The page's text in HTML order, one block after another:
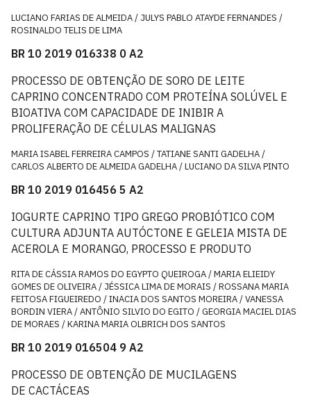
LUCIANO FARIAS DE ALMEIDA / JULYS PABLO ATAYDE FERNANDES /
ROSINALDO TELIS DE LIMA
BR 10 2019 016338 0 A2
PROCESSO DE OBTENÇÃO DE SORO DE LEITE
CAPRINO CONCENTRADO COM PROTEÍNA SOLÚVEL E
BIOATIVA COM CAPACIDADE DE INIBIR A
PROLIFERAÇÃO DE CÉLULAS MALIGNAS
MARIA ISABEL FERREIRA CAMPOS / TATIANE SANTI GADELHA /
CARLOS ALBERTO DE ALMEIDA GADELHA / LUCIANO DA SILVA PINTO
BR 10 2019 016456 5 A2
IOGURTE CAPRINO TIPO GREGO PROBIÓTICO COM
CULTURA ADJUNTA AUTÓCTONE E GELEIA MISTA DE
ACEROLA E MORANGO, PROCESSO E PRODUTO
RITA DE CÁSSIA RAMOS DO EGYPTO QUEIROGA / MARIA ELIEIDY
GOMES DE OLIVEIRA / JÉSSICA LIMA DE MORAIS / ROSSANA MARIA
FEITOSA FIGUEIREDO / INACIA DOS SANTOS MOREIRA / VANESSA
BORDIN VIERA / ANTÔNIO SILVIO DO EGITO / GEORGIA MACIEL DIAS
DE MORAES / KARINA MARIA OLBRICH DOS SANTOS
BR 10 2019 016504 9 A2
PROCESSO DE OBTENÇÃO DE MUCILAGENS
DE CACTÁCEAS